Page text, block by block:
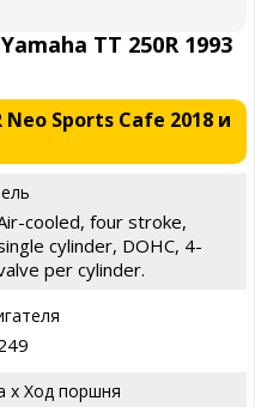
Yamaha TT 250R 1993
Neo Sports Cafe 2018 и
cooled, four stroke,
cylinder, DOHC, 4-
per cylinder.
х Ход поршня